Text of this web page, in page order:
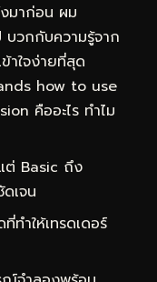
มาก่อน ผม
บวกกับความรู้จาก
าใจง่ายที่สุด
how to use
คืออะไร ทำไม
ต่ Basic ถึง
เจน
ำให้เทรดเดอร์